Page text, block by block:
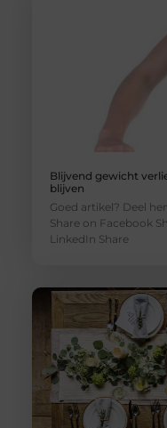
Blijvend gewicht
blijven
Goed artikel? Deel
Share on Facebook
LinkedIn Share